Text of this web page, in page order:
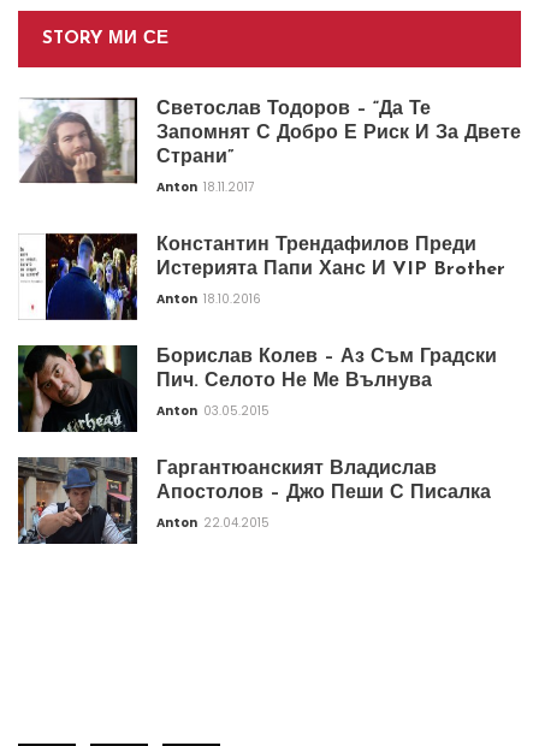
STORY МИ СЕ
Светослав Тодоров – “Да Те
Запомнят С Добро Е Риск И За Двете
Страни”
Anton 18.11.2017
Константин Трендафилов Преди
Истерията Папи Ханс И VIP Brother
Anton 18.10.2016
Борислав Колев – Аз Съм Градски
Пич. Селото Не Ме Вълнува
Anton 03.05.2015
Гаргантюанският Владислав
Апостолов – Джо Пеши С Писалка
Anton 22.04.2015